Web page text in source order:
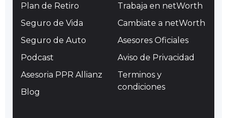
Plan de Retiro
Seguro de Vida
Seguro de Auto
Podcast
Asesoria PPR Allianz
Blog
Trabaja en netWorth
Cambiate a netWorth
Asesores Oficiales
Aviso de Privacidad
Terminos y
condiciones